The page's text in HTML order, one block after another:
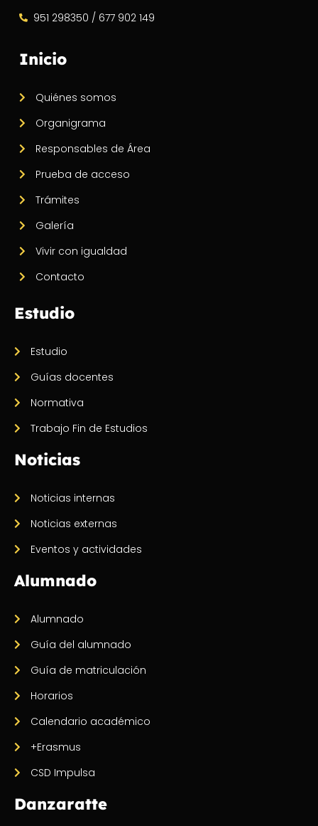
951 298350 / 677 902 149
Inicio
Quiénes somos
Organigrama
Responsables de Área
Prueba de acceso
Trámites
Galería
Vivir con igualdad
Contacto
Estudio
Estudio
Guías docentes
Normativa
Trabajo Fin de Estudios
Noticias
Noticias internas
Noticias externas
Eventos y actividades
Alumnado
Alumnado
Guía del alumnado
Guía de matriculación
Horarios
Calendario académico
+Erasmus
CSD Impulsa
Danzaratte